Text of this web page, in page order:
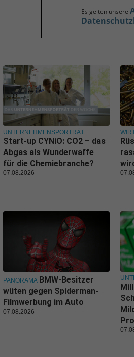
Es gelten unsere
UNTERNEHMENSPORTRÄT
Start-up CYNiO: CO2 – das
Abgas als Wunderwaffe
für die Chemiebranche?
07.08.2026
PANORAMA BMW-Besitzer
wüten gegen Spiderman-
Filmwerbung im Auto
07.08.2026